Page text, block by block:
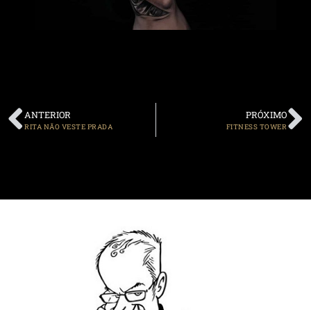
ANTERIOR
RITA NÃO VESTE PRADA
PRÓXIMO
FITNESS TOWER